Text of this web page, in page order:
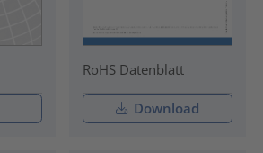
RoHS Datenblatt
Download